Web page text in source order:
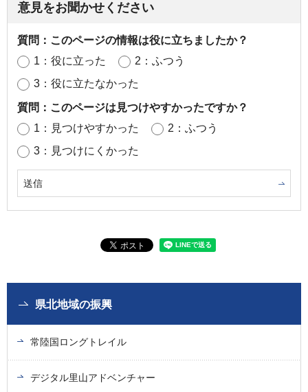
意見をお聞かせください
質問：このページの情報は役に立ちましたか？
1：役に立った
2：ふつう
3：役に立たなかった
質問：このページは見つけやすかったですか？
1：見つけやすかった
2：ふつう
3：見つけにくかった
県北地域の振興
常陸国ロングトレイル
デジタル里山アドベンチャー